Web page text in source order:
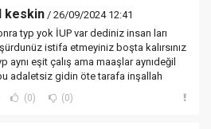
keskin / 26/09/2024 12:41
typ yok İUP var dediniz insan ları
istifa etmeyiniz boşta kalırsınız
aynı eşit çalış ama maaşlar aynıdeğil
adaletsiz gidin öte tarafa inşallah
(0) (0)